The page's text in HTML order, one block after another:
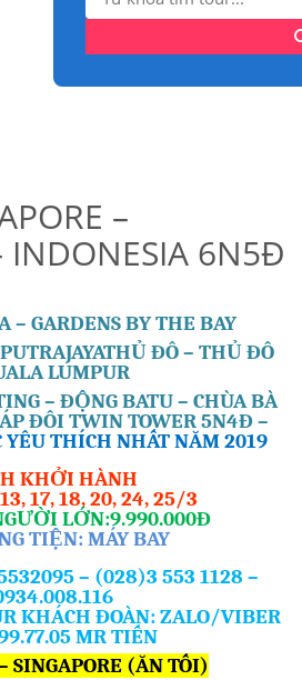
–
INDONESIA 6N5Đ
– GARDENS BY THE BAY
ĐÔ – THỦ ĐÔ
LUMPUR
– ĐỘNG BATU – CHÙA BÀ
ĐÔI TWIN TOWER 5N4Đ –
THÍCH NHẤT NĂM 2019
KHỞI HÀNH
17, 18, 20, 24, 25/3
LỚN:9.990.000Đ
TIỆN: MÁY BAY
– (028)3 553 1128 –
KHÁCH ĐOÀN: ZALO/VIBER
MR TIẾN
SINGAPORE (ĂN TỐI)